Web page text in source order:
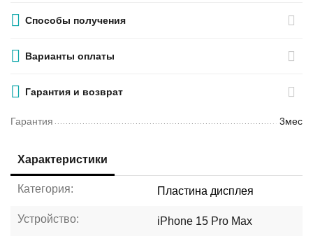
Способы получения
Варианты оплаты
Гарантия и возврат
Гарантия 3мес
Характеристики
Категория: Пластина дисплея
Устройство: iPhone 15 Pro Max